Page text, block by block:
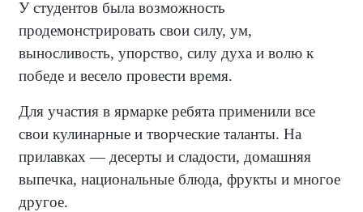
У студентов была возможность
продемонстрировать свои силу, ум,
выносливость, упорство, силу духа и волю к
победе и весело провести время.
Для участия в ярмарке ребята применили все
свои кулинарные и творческие таланты. На
прилавках — десерты и сладости, домашняя
выпечка, национальные блюда, фрукты и многое
другое.